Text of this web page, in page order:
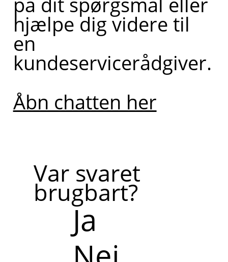
hjælpe dig videre til
en
kundeservicerådgiver.
Åbn chatten her
Var svaret
brugbart?
Ja